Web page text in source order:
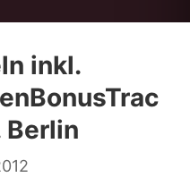
inkl.
Berlin